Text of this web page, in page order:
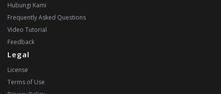
Hubungi Kami
Frequently Asked Questions
Video Tutorial
Feedback
Legal
License
Terms of Use